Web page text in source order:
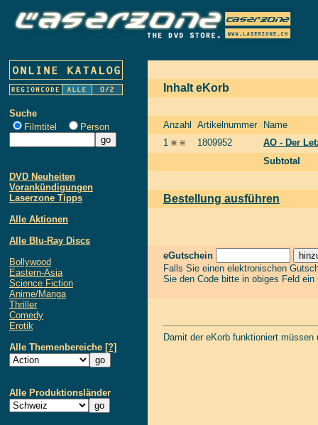
Suche
Filmtitel
Person
DVD Neuheiten
Vorankündigungen
Laserzone Tipps
Alle Aktionen
Alle Blu-Ray Discs
Bollywood
Eastern-Asia
Science Fiction
Anime/Manga
Thriller
Comedy
Erotik
Alle Themenbereiche [?]
Alle Produktionsländer
Inhalt eKorb
Anzahl Artikelnummer
Name
1
1809952
AO - Der
Subtotal
Bestellung ausführen
eGutschein
Falls Sie einen elektronischen
Sie den Code bitte in obiges Feld
Damit der eKorb funktioniert